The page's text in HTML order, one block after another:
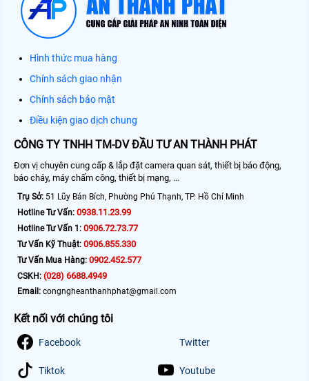
Hình thức mua hàng
Chính sách giao nhận
Chính sách bảo mật
Điều kiện giao dịch chung
CÔNG TY TNHH TM-DV ĐẦU TƯ AN THÀNH PHÁT
Đơn vị chuyên cung cấp & lắp đặt camera quan sát, thiết bị báo động,
báo cháy, máy chấm công, thiết bị mạng, ...
Trụ Sở: 51 Lũy Bán Bích, Phường Phú Thạnh, TP. Hồ Chí Minh
Hotline Tư Vấn: 0938.11.23.99
Hotline Tư Vấn 1: 0906.72.73.77
Tư Vấn Kỹ Thuật: 0906.855.330
Tư Vấn Mua Hàng: 0902.452.577
CSKH: (028) 6688.4949
Email: congngheanthanhphat@gmail.com
Kết nối với chúng tôi
Facebook Twitter
Tiktok Youtube